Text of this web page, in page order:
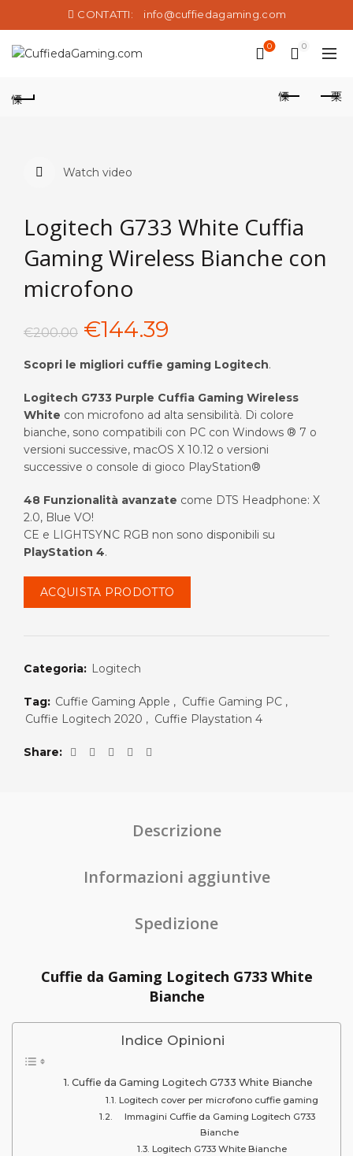
CONTATTI: info@cuffiedagaming.com
0 0
Watch video
Logitech G733 White Cuffia
Gaming Wireless Bianche con
microfono
€200.00 Il
prezzo
originale
era:
€200.00.
€144.39
prezzo
attuale
è:
€144.39.
Scopri le migliori cuffie gaming Logitech.
Logitech G733 Purple Cuffia Gaming Wireless
White con microfono ad alta sensibilità. Di colore
bianche, sono compatibili con PC con Windows ® 7 o
versioni successive, macOS X 10.12 o versioni
successive o console di gioco PlayStation®
48 Funzionalità avanzate come DTS Headphone: X
2.0, Blue VO!
CE e LIGHTSYNC RGB non sono disponibili su
PlayStation 4.
ACQUISTA PRODOTTO
Categoria: Logitech
Tag: Cuffie Gaming Apple , Cuffie Gaming PC ,
Cuffie Logitech 2020 , Cuffie Playstation 4
Share
Descrizione
Informazioni aggiuntive
Spedizione
Cuffie da Gaming Logitech G733 White
Bianche
Indice Opinioni
Cuffie da Gaming Logitech G733 White Bianche
Logitech cover per microfono cuffie gaming
Immagini Cuffie da Gaming Logitech G733
Bianche
Logitech G733 White Bianche